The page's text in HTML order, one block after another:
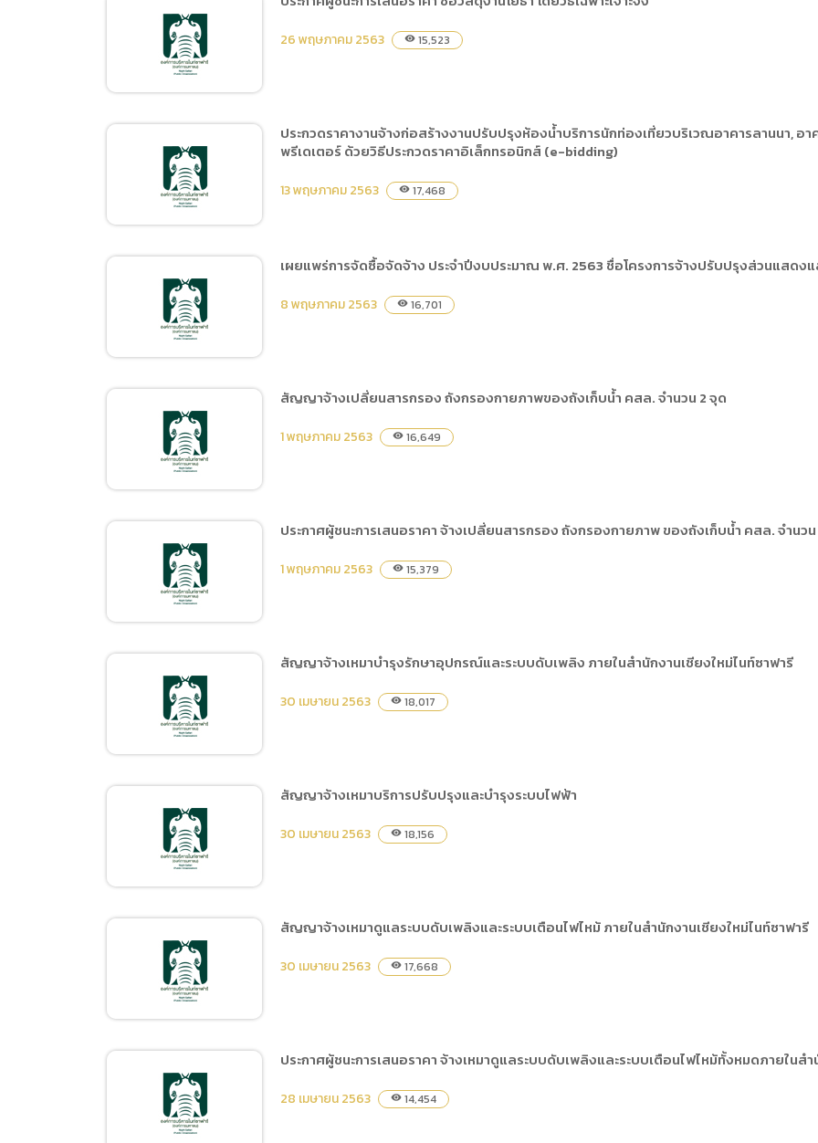
การเปิดเผยข้อมูลสาธารณะขององค์กร พ.ศ. 2569
การนำข้อมูลไปใช้ประโยชน์ (Open Data)
ประกาศผู้ชนะการเสนอราคา
ซื้อวัสดุสำรองสำหรับงาน
ซ่อมบำรุงรักษารถ
จักรยานยนต์ โดยวิธีเฉพาะ
เจาะจง
ประกาศผู้ชนะการเสนอราคา
ซื้อวัสดุงานโยธา โดยวิธี
เฉพาะเจาะจง
26 พฤษภาคม 2563 visibility 15,523
ประกวดราคางานจ้าง
ก่อสร้างงานปรับปรุงห้องน้ำ
บริการนักท่องเที่ยวบริเวณ
อาคารลานนา, อาคาร Food
Court, ห้องประชุมวารี
กุญชร, อาคารไนท์พรีเด
เตอร์ ด้วยวิธีประกวดราคา
อิเล็กทรอนิกส์ (e-bidding)
ประกวดราคางานจ้างก่อสร้างงานปรับปรุงห้องน้ำบริการนักท่องเที่ยวบริเวณอาคารลานนา, อ
พรีเดเตอร์ ด้วยวิธีประกวดราคาอิเล็กทรอนิกส์ (e-bidding)
13 พฤษภาคม 2563 visibility 17,468
เผยแพร่การจัดซื้อจัดจ้าง
ประจำปีงบประมาณ พ.ศ.
2563 ชื่อโครงการจ้าง
ปรับปรุงส่วนแสดงและคอ
กกักฟลามิงโก้
เผยแพร่การจัดซื้อจัดจ้าง ประจำปีงบประมาณ พ.ศ. 2563 ชื่อโครงการจ้างปรับปรุงส่วนแสดง
8 พฤษภาคม 2563 visibility 16,701
สัญญาจ้างเปลี่ยนสารกรอง
ถังกรองกายภาพของถังเก็บ
น้ำ คสล. จำนวน 2 จุด
สัญญาจ้างเปลี่ยนสารกรอง ถังกรองกายภาพของถังเก็บน้ำ คสล. จำนวน 2 จุด
1 พฤษภาคม 2563 visibility 16,649
ประกาศผู้ชนะการเสนอราคา
จ้างเปลี่ยนสารกรอง ถัง
กรองกายภาพ ของถังเก็บน้ำ
คสล. จำนวน 2 จุด โดยวิธี
เฉพาะเจาะจง
ประกาศผู้ชนะการเสนอราคา จ้างเปลี่ยนสารกรอง ถังกรองกายภาพ ของถังเก็บน้ำ คสล. จำนวน
1 พฤษภาคม 2563 visibility 15,379
สัญญาจ้างเหมาบำรุงรักษา
อุปกรณ์และระบบดับเพลิง
ภายในสำนักงานเชียงใหม่
ไนท์ซาฟารี
สัญญาจ้างเหมาบำรุงรักษาอุปกรณ์และระบบดับเพลิง ภายในสำนักงานเชียงใหม่ไนท์ซาฟารี
30 เมษายน 2563 visibility 18,017
สัญญาจ้างเหมาบริการ
ปรับปรุงและบำรุงระบบไฟฟ้า
สัญญาจ้างเหมาบริการปรับปรุงและบำรุงระบบไฟฟ้า
30 เมษายน 2563 visibility 18,156
สัญญาจ้างเหมาดูแลระบบ
ดับเพลิงและระบบเตือนไฟ
ไหม้ ภายในสำนักงานเชียง
สัญญาจ้างเหมาดูแลระบบดับเพลิงและระบบเตือนไฟไหม้ ภายในสำนักงานเชียงใหม่ไนท์ซาฟารี
30 เมษายน 2563 visibility 17,668
ประกาศผู้ชนะการเสนอราคา จ้างเหมาดูแลระบบดับเพลิงและระบบเตือนไฟไหม้ทั้งหมดภายในสำ
28 เมษายน 2563 visibility 14,454